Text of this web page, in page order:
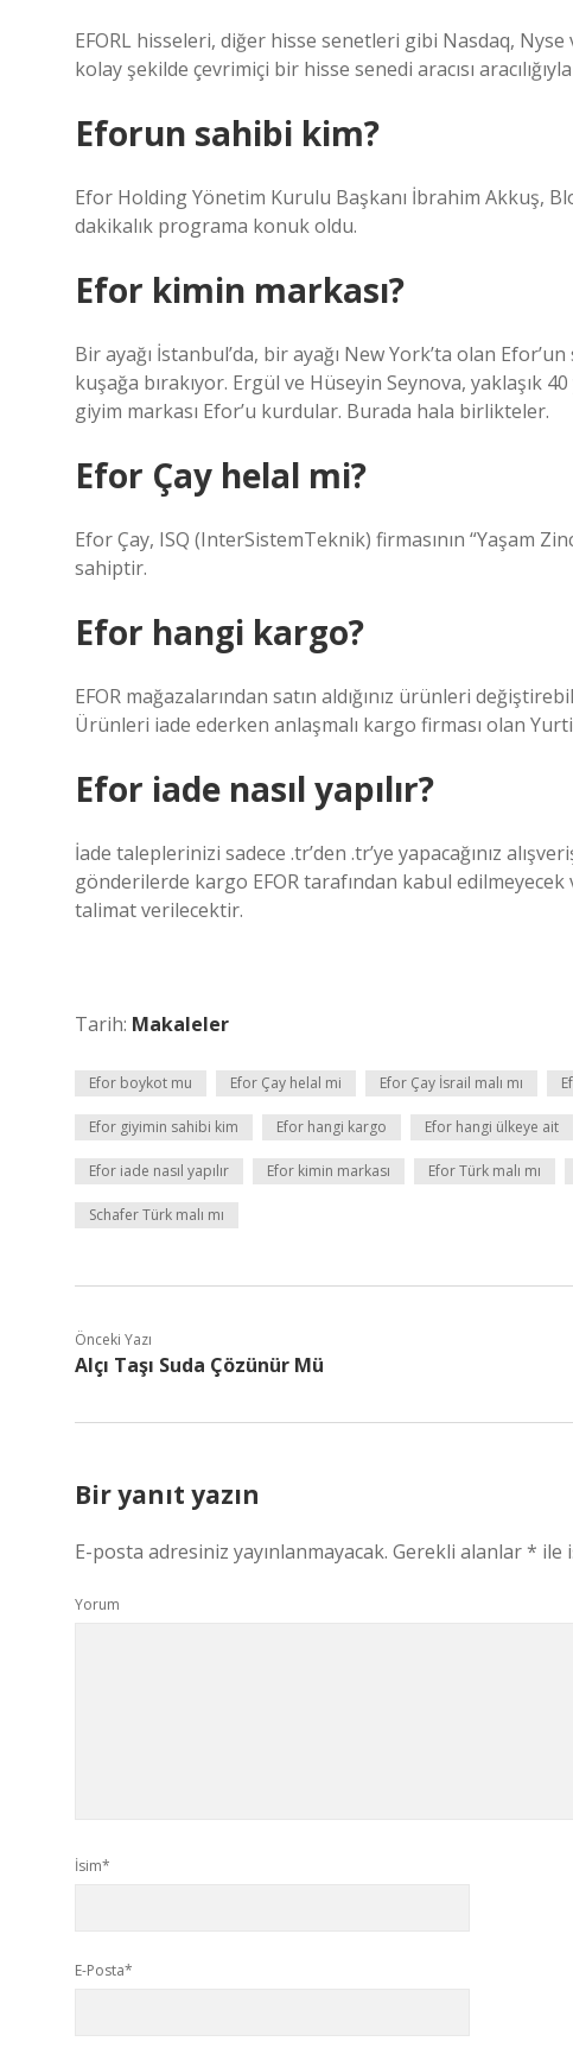
EFORL hisseleri, diğer hisse senetleri gibi Nasdaq,
kolay şekilde çevrimiçi bir hisse senedi aracısı
Eforun sahibi kim?
Efor Holding Yönetim Kurulu Başkanı İbrahim Akkuş,
dakikalık programa konuk oldu.
Efor kimin markası?
Bir ayağı İstanbul’da, bir ayağı New York’ta olan
kuşağa bırakıyor. Ergül ve Hüseyin Seynova, yaklaşık
giyim markası Efor’u kurdular. Burada hala birlikteler.
Efor Çay helal mi?
Efor Çay, ISQ (InterSistemTeknik) firmasının “Yaşam
sahiptir.
Efor hangi kargo?
EFOR mağazalarından satın aldığınız ürünleri
Ürünleri iade ederken anlaşmalı kargo firması olan
Efor iade nasıl yapılır?
İade taleplerinizi sadece .tr’den .tr’ye yapacağınız
gönderilerde kargo EFOR tarafından kabul
talimat verilecektir.
Tarih: Makaleler
Efor boykot mu Efor Çay helal mi Efor Çay İsrail malı mı
Efor giyimin sahibi kim Efor hangi kargo Efor hangi ülkeye ait
Efor iade nasıl yapılır Efor kimin markası Efor Türk malı mı
Schafer Türk malı mı
Önceki Yazı
Alçı Taşı Suda Çözünür Mü
Bir yanıt yazın
E-posta adresiniz yayınlanmayacak. Gerekli alanlar* ile
Yorum
İsim*
E-Posta*